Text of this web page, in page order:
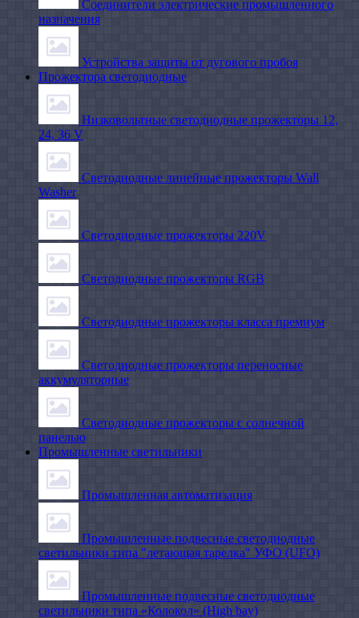
Соединители электрические промышленного
назначения
Устройства защиты от дугового пробоя
Прожектора светодиодные
Низковольтные светодиодные прожекторы 12,
24, 36 V
Светодиодные линейные прожекторы Wall
Washer
Светодиодные прожекторы 220V
Светодиодные прожекторы RGB
Светодиодные прожекторы класса премиум
Светодиодные прожекторы переносные
аккумуляторные
Светодиодные прожекторы с солнечной
панелью
Промышленные светильники
Промышленная автоматизация
Промышленные подвесные cветодиодные
светильники типа "летающая тарелка" УФО (UFO)
Промышленные подвесные cветодиодные
светильники типа «Колокол» (High bay)